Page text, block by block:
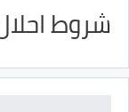
شروط